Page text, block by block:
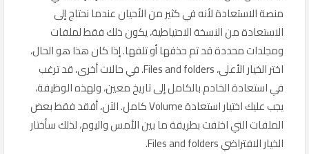
منصة الاستعادة لأنه في كثير من الأحيان عندما نحتاج إلى
الاستعادة من النسخة الاحتياطية، يكون ذلك فقط لملفات
ومجلدات محددة قد تم حذفها أو تلفها. إذا كان هذا هو الحال،
اختر الخيار الأعلى، Files and folders. في حالات أخرى، قد ترغب
في استعادة الخادم بالكامل إلى تاريخ معين، ولهذه الوظيفة،
يجب عليك اختيار استعادة Volume كامل. الآن، أفقد فقط بعض
الملفات التي اختفت بطريقة ما بين الأمس واليوم، لذلك سأختار
الخيار الافتراضي Files and folders.